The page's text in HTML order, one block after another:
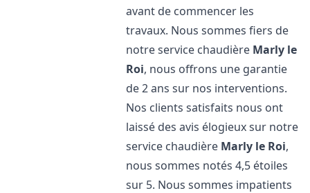
avant de commencer les
travaux. Nous sommes fiers de
notre service chaudière Marly le
Roi, nous offrons une garantie
de 2 ans sur nos interventions.
Nos clients satisfaits nous ont
laissé des avis élogieux sur notre
service chaudière Marly le Roi,
nous sommes notés 4,5 étoiles
sur 5. Nous sommes impatients